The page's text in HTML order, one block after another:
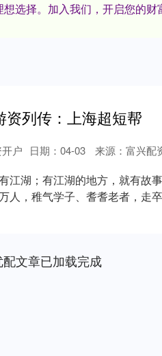
选择。加入我们，开启您的财
资列传：上海超短帮
日期：04-03 来源：富兴配
户
江湖；有江湖的地方，就有故
，稚气学子、耆耆老者，走
文章已加载完成